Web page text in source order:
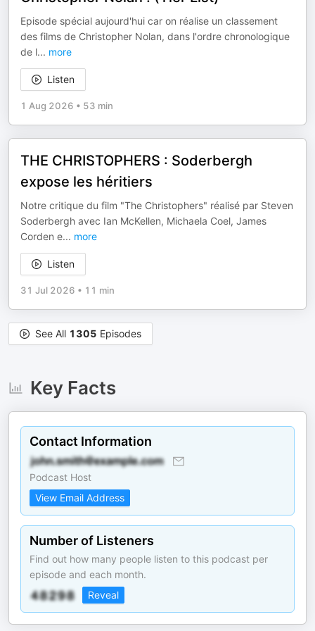
Episode spécial aujourd'hui car on réalise un classement
des films de Christopher Nolan, dans l'ordre chronologique
de l... more
Listen
1 Aug 2026 • 53 min
THE CHRISTOPHERS : Soderbergh
expose les héritiers
Notre critique du film "The Christophers" réalisé par Steven
Soderbergh avec Ian McKellen, Michaela Coel, James
Corden e... more
Listen
31 Jul 2026 • 11 min
See All 1305 Episodes
Key Facts
Contact Information
Podcast Host
View Email Address
Number of Listeners
Find out how many people listen to this podcast per
episode and each month.
Reveal